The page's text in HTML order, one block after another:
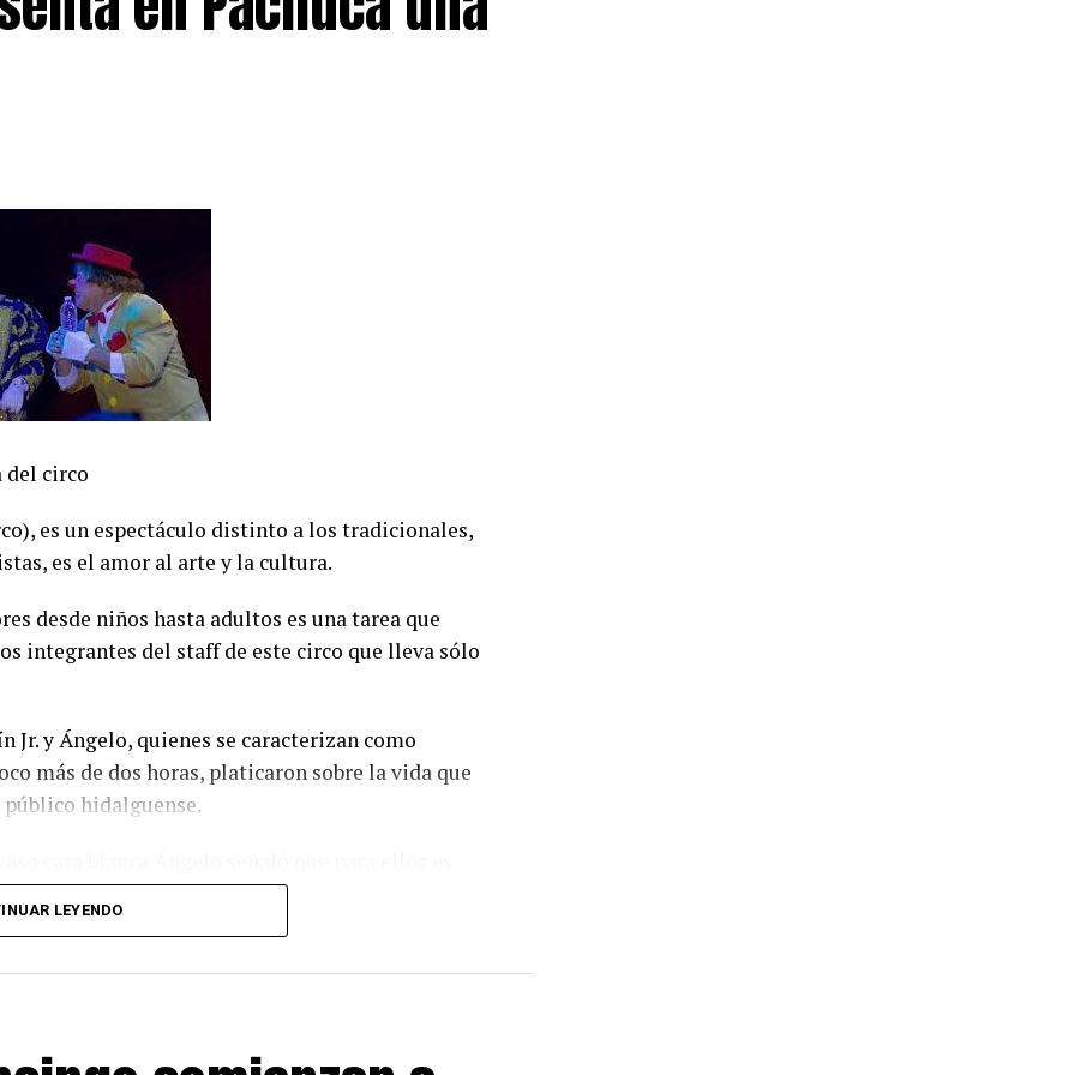
el precio de gestión.
la oportunidad de ver
del circo
es un espectáculo distinto a los tradicionales,
es el amor al arte y la cultura.
desde niños hasta adultos es una tarea que
integrantes del staff de este circo que lleva sólo
Jr. y Ángelo, quienes se caracterizan como
más de dos horas, platicaron sobre la vida que
hidalguense.
show. “Tan sólo en el estreno se logro
a las 7:30 de la noche, viernes y sábados a las
17:00 y 19:30 horas, los artistas que se
LEYENDO